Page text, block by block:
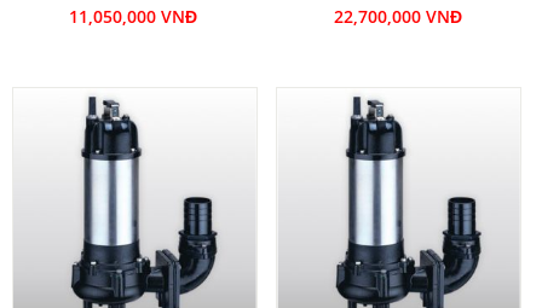
11,050,000 VNĐ 22,700,000 VNĐ